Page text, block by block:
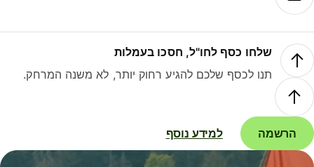
שלחו כסף לחו"ל, חסכו בעמלות
תנו לכסף שלכם להגיע רחוק יותר, לא משנה המרחק.
הרשמה למידע נוסף